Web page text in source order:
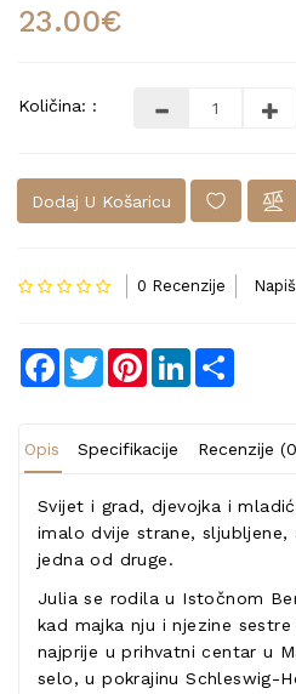
23.00€
Količina: :
Dodaj U Košaricu
0 Recenzije
Facebook
TwitterPinterestLinkedIn
Opis Specifikacije Recenzije
Svijet i grad, djevojka i
imalo dvije strane, sljubljene,
jedna od druge.
Julia se rodila u Istočnom
kad majka nju i njezine
najprije u prihvatni centar u
selo, u pokrajinu Schleswig-